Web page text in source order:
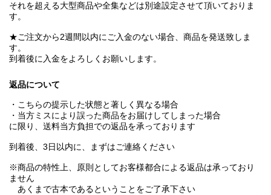
それを超える大型商品や全集などは別途設定させて頂いておりま
す。
★ご注文から2週間以内にご入金のない場合、商品を発送致しま
す。
到着後に入金をよろしくお願いします。
返品について
・こちらの提示した状態と著しく異なる場合
・当方ミスにより誤った商品をお届けしてしまった場合
に限り、送料当方負担での返品を承っております
到着後、3日以内に、まずはご連絡ください
※商品の特性上、原則としてお客様都合による返品は承っており
ません
あくまで古本であるということをご了承下さい